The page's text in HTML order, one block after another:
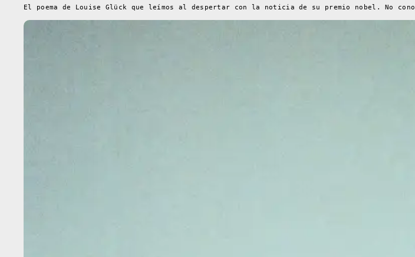
El poema de Louise Glück que leímos al despertar con la noticia de su premio nobel. No